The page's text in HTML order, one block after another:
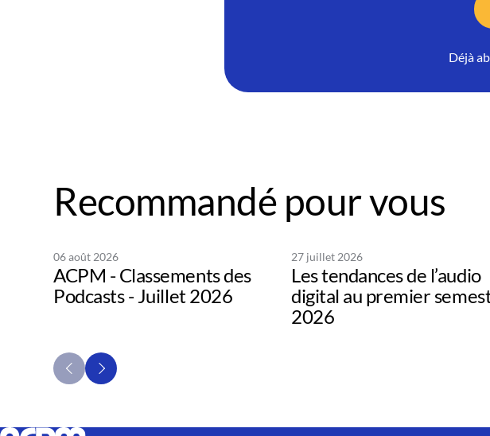
Déjà
Recommandé pour vous
06 août 2026
ACPM - Classements des
Podcasts - Juillet 2026
27 juillet 2026
Les tendances de l’audio
digital au premier
2026